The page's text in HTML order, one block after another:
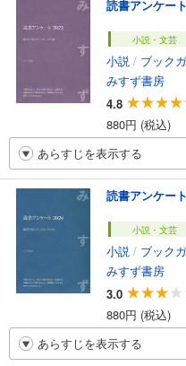
読書アンケー
小説・文芸
小説 / ブック
みすず書房
4.8
880円 (税込)
あらすじを表示する
読書アンケー
小説・文芸
小説 / ブック
みすず書房
3.0
880円 (税込)
あらすじを表示する